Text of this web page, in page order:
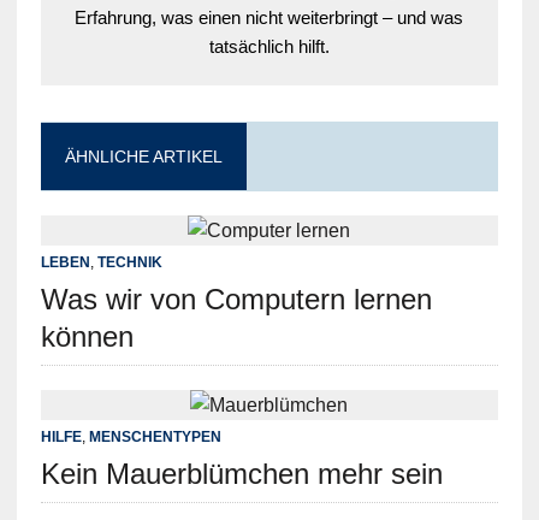
Erfahrung, was einen nicht weiterbringt – und was
tatsächlich hilft.
ÄHNLICHE ARTIKEL
LEBEN , TECHNIK
Was wir von Computern lernen
können
HILFE, MENSCHENTYPEN
Kein Mauerblümchen mehr sein